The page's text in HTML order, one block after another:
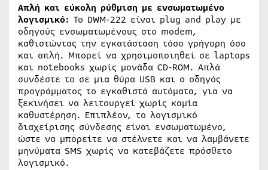
Απλή και εύκολη ρύθμιση με ενσωματωμένο
λογισμικό: Το DWM-222 είναι plug and play με
οδηγούς ενσωματωμένους στο modem,
καθιστώντας την εγκατάσταση τόσο γρήγορη όσο
και απλή. Μπορεί να χρησιμοποιηθεί σε laptops
και notebooks χωρίς μονάδα CD-ROM. Απλά
συνδέστε το σε μια θύρα USB και ο οδηγός
προγράμματος το εγκαθιστά αυτόματα, για να
ξεκινήσει να λειτουργεί χωρίς καμία
καθυστέρηση. Επιπλέον, το λογισμικό
διαχείρισης σύνδεσης είναι ενσωματωμένο,
ώστε να μπορείτε να στέλνετε και να λαμβάνετε
μηνύματα SMS χωρίς να κατεβάζετε πρόσθετο
λογισμικό.